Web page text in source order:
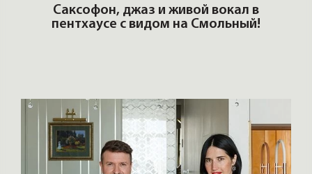
Саксофон, джаз и живой вокал в
пентхаусе с видом на Смольный!